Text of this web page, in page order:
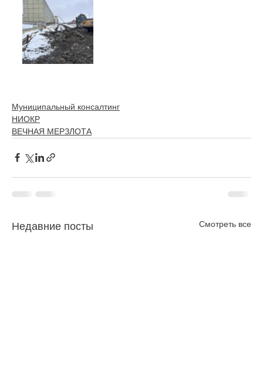
Муниципальный консалтинг
НИОКР
ВЕЧНАЯ МЕРЗЛОТА
Недавние посты Смотреть все